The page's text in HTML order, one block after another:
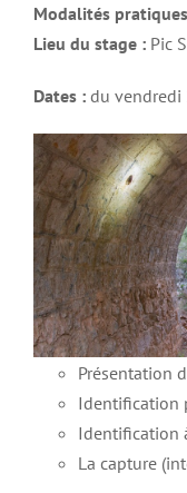
Modalités
Lieu du stage : Pic
Dates : du vendredi
Présentation
Identification
Identification
La capture